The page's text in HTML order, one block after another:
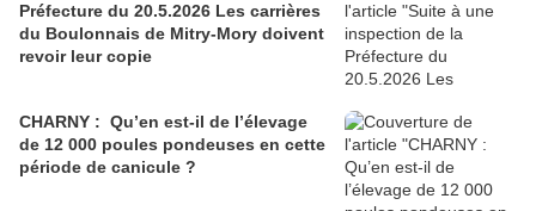
Préfecture du 20.5.2026 Les carrières
du Boulonnais de Mitry-Mory doivent
revoir leur copie
CHARNY : Qu’en est-il de l’élevage
de 12 000 poules pondeuses en cette
période de canicule ?